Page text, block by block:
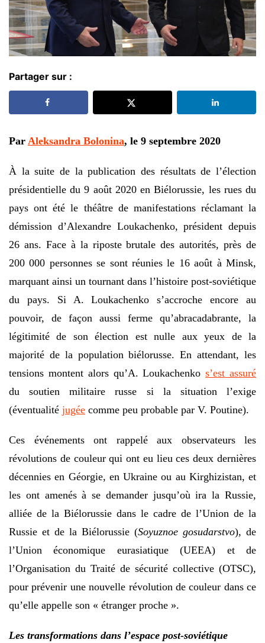
Partager sur :
Par Aleksandra Bolonina, le 9 septembre 2020
À la suite de la publication des résultats de l’élection
présidentielle du 9 août 2020 en Biélorussie, les rues du
pays ont été le théâtre de manifestations réclamant la
démission d’Alexandre Loukachenko, président depuis
26 ans. Face à la riposte brutale des autorités, près de
200 000 personnes se sont réunies le 16 août à Minsk,
marquant ainsi un tournant dans l’histoire post-soviétique
du pays. Si A. Loukachenko s’accroche encore au
pouvoir, de façon aussi ferme qu’abracadabrante, la
légitimité de son élection est nulle aux yeux de la
majorité de la population biélorusse. En attendant, les
tensions montent alors qu’A. Loukachenkos’est assuré
du soutien militaire russe si la situation l’exige
(éventualité jugée comme peu probable par V. Poutine).
Ces événements ont rappelé aux observateurs les
révolutions de couleur qui ont eu lieu ces deux dernières
décennies en Géorgie, en Ukraine ou au Kirghizistan, et
les ont amenés à se demander jusqu’où ira la Russie,
alliée de la Biélorussie dans le cadre de l’Union de la
Russie et de la Biélorussie (Soyuznoe gosudarstvo), de
l’Union économique eurasiatique (UEEA) et de
l’Organisation du Traité de sécurité collective (OTSC),
pour prévenir une nouvelle révolution de couleur dans ce
qu’elle appelle son « étranger proche ».
Les transformations dans l’espace post-soviétique